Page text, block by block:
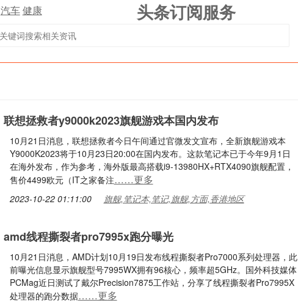
汽车健康 头条订阅服务
联想拯救者y9000k2023旗舰游戏本国内发布
10月21日消息，联想拯救者今日午间通过官微发文宣布，全新旗舰游戏本
Y9000K2023将于10月23日20:00在国内发布。这款笔记本已于今年9月1日
在海外发布，作为参考，海外版最高搭载i9-13980HX+RTX4090旗舰配置，
售价4499欧元（IT之家备注……更多
2023-10-22 01:11:00 旗舰,笔记本,笔记,旗舰,方面,香港地区
amd线程撕裂者pro7995x跑分曝光
10月21日消息，AMD计划10月19日发布线程撕裂者Pro7000系列处理器，此
前曝光信息显示旗舰型号7995WX拥有96核心，频率超5GHz。国外科技媒体
PCMag近日测试了戴尔Precision7875工作站，分享了线程撕裂者Pro7995X
处理器的跑分数据……更多